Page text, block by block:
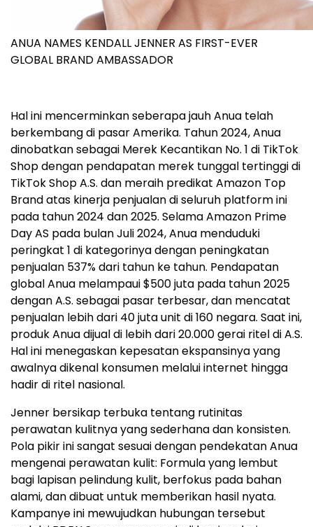
ANUA NAMES KENDALL JENNER AS FIRST-EVER
GLOBAL BRAND AMBASSADOR
Hal ini mencerminkan seberapa jauh Anua telah
berkembang di pasar Amerika. Tahun 2024, Anua
dinobatkan sebagai Merek Kecantikan No. 1 di TikTok
Shop dengan pendapatan merek tunggal tertinggi di
TikTok Shop A.S. dan meraih predikat Amazon Top
Brand atas kinerja penjualan di seluruh platform ini
pada tahun 2024 dan 2025. Selama Amazon Prime
Day AS pada bulan Juli 2024, Anua menduduki
peringkat 1 di kategorinya dengan peningkatan
penjualan 537% dari tahun ke tahun. Pendapatan
global Anua melampaui $500 juta pada tahun 2025
dengan A.S. sebagai pasar terbesar, dan mencatat
penjualan lebih dari 40 juta unit di 160 negara. Saat ini,
produk Anua dijual di lebih dari 20.000 gerai ritel di A.S.
Hal ini menegaskan kepesatan ekspansinya yang
awalnya dikenal konsumen melalui internet hingga
hadir di ritel nasional.
Jenner bersikap terbuka tentang rutinitas
perawatan kulitnya yang sederhana dan konsisten.
Pola pikir ini sangat sesuai dengan pendekatan Anua
mengenai perawatan kulit: Formula yang lembut
bagi lapisan pelindung kulit, berfokus pada bahan
alami, dan dibuat untuk memberikan hasil nyata.
Kampanye ini mewujudkan hubungan tersebut